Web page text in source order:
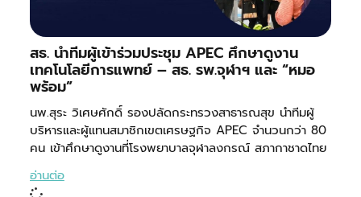
สธ. นำทีมผู้เข้าร่วมประชุม APEC ศึกษาดูงาน
เทคโนโลยีการแพทย์ – สธ. รพ.จุฬาฯ และ “หมอ
พร้อม”
นพ.สุระ วิเศษศักดิ์ รองปลัดกระทรวงสาธารณสุข นำทีมผู้
บริหารและผู้แทนสมาชิกเขตเศรษฐกิจ APEC จำนวนกว่า 80
คน เข้าศึกษาดูงานที่โรงพยาบาลจุฬาลงกรณ์ สภากาชาดไทย
อ่านต่อ